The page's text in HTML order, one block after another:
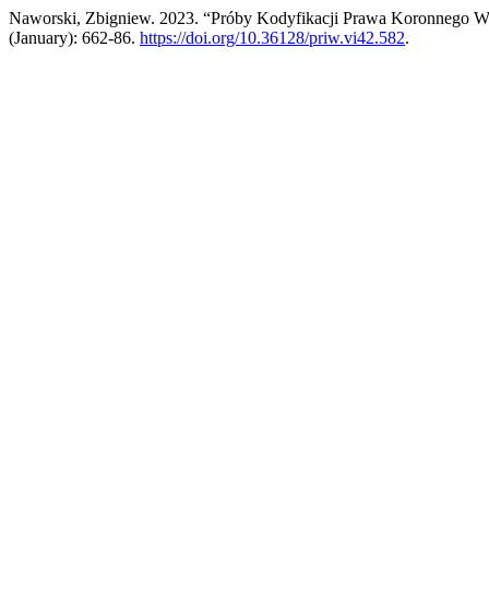
Naworski, Zbigniew. 2023. “Próby Kodyfikacji Prawa Koronnego
(January): 662-86. https://doi.org/10.36128/priw.vi42.582.